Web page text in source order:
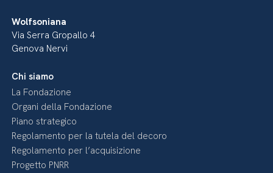
Wolfsoniana
Via Serra Gropallo 4
Genova Nervi
Chi siamo
La Fondazione
Organi della Fondazione
Piano strategico
Regolamento per la tutela del decoro
Regolamento per l’acquisizione
Progetto PNRR